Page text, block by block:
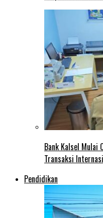
Bank Kalsel Mulai
Transaksi
Pendidikan